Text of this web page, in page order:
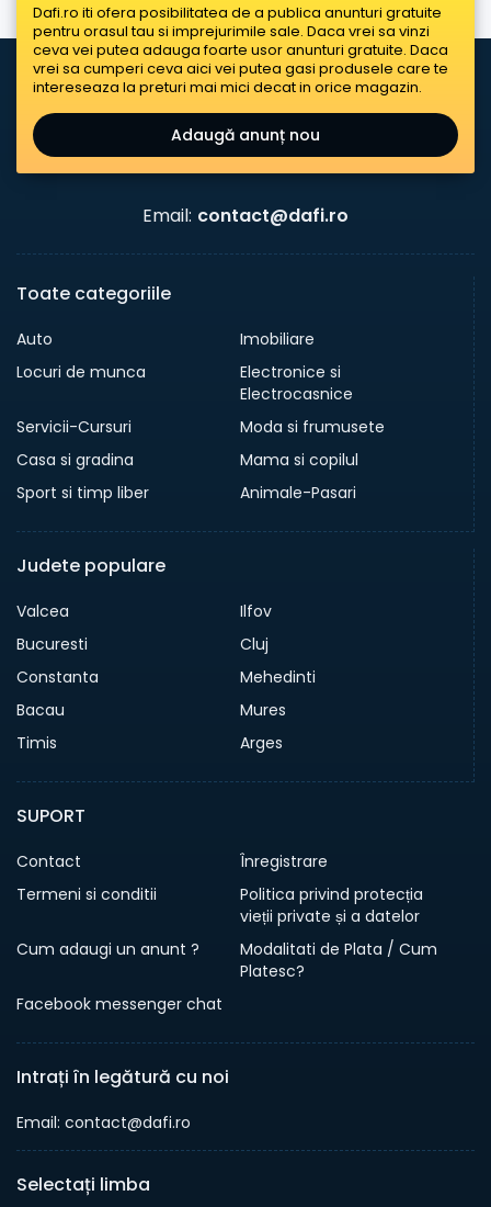
Dafi.ro iti ofera posibilitatea de a publica anunturi gratuite
pentru orasul tau si imprejurimile sale. Daca vrei sa vinzi
ceva vei putea adauga foarte usor anunturi gratuite. Daca
vrei sa cumperi ceva aici vei putea gasi produsele care te
intereseaza la preturi mai mici decat in orice magazin.
Adaugă anunț nou
Email: contact@dafi.ro
Toate categoriile
Auto
Imobiliare
Locuri de munca
Electronice si
Electrocasnice
Servicii-Cursuri
Moda si frumusete
Casa si gradina
Mama si copilul
Sport si timp liber
Animale-Pasari
Judete populare
Valcea
Ilfov
Bucuresti
Cluj
Constanta
Mehedinti
Bacau
Mures
Timis
Arges
SUPORT
Contact
Înregistrare
Termeni si conditii
Politica privind protecția
vieții private și a datelor
Cum adaugi un anunt ?
Modalitati de Plata / Cum
Platesc?
Facebook messenger chat
Intrați în legătură cu noi
Email: contact@dafi.ro
Selectați limba